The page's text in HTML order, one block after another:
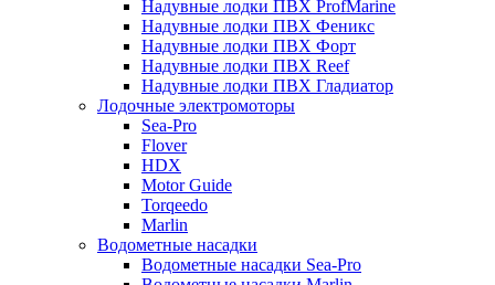
Надувные лодки ПВХ ProfMarine
Надувные лодки ПВХ Феникс
Надувные лодки ПВХ Форт
Надувные лодки ПВХ Reef
Надувные лодки ПВХ Гладиатор
Лодочные электромоторы
Sea-Pro
Flover
HDX
Motor Guide
Torqeedo
Marlin
Водометные насадки
Водометные насадки Sea-Pro